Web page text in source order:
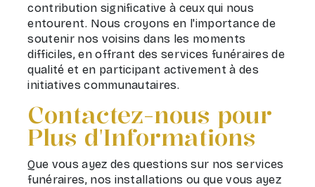
contribution significative à ceux qui nous
entourent. Nous croyons en l'importance de
soutenir nos voisins dans les moments
difficiles, en offrant des services funéraires de
qualité et en participant activement à des
initiatives communautaires.
Contactez-nous pour
Plus d'Informations
Que vous ayez des questions sur nos services
funéraires, nos installations ou que vous ayez